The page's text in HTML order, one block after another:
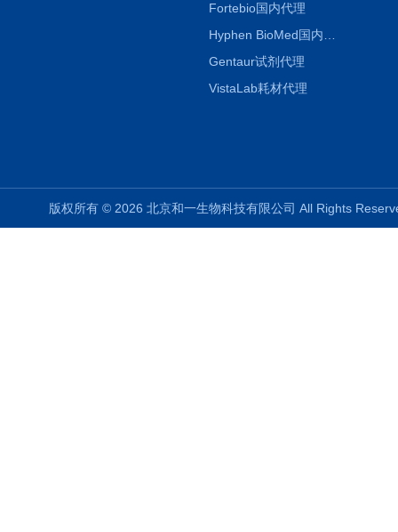
Fortebio国内代理
Gentaur试剂代理
VistaLab耗材代理
版权所有 © 2026 北京和一生物科技有限公司 All Rights